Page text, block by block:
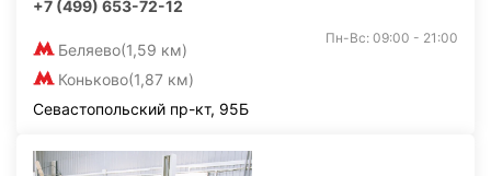
+7 (499) 653-72-12
Беляево(1,59 км)
Коньково(1,87 км)
Пн-Вс: 09:00 - 21:00
Севастопольский пр-кт, 95Б